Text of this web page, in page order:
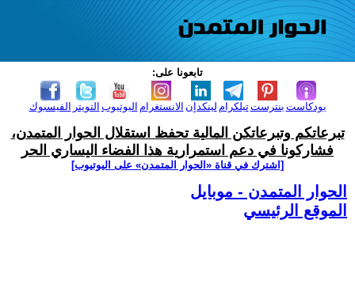
تابعونا على:
الفيسبوك التويتر اليوتيوب الانستغرام لينكدإن تيلكرامبنترست بودكاست
تبرعاتكم وتبرعاتكن المالية تحفظ استقلال الحوار المتمدن،
فشاركونا في دعم استمرارية هذا الفضاء اليساري الحر
[اشترك في قناة ‫«الحوار المتمدن» على اليوتيوب]
الحوار المتمدن - موبايل
الموقع الرئيسي